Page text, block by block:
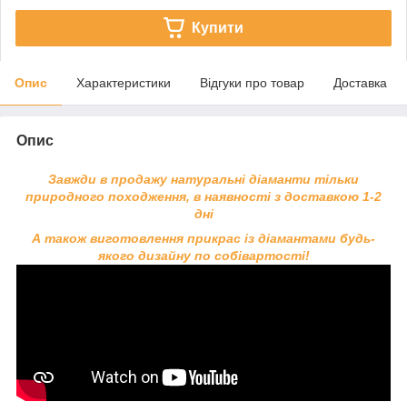
Купити
Опис Характеристики Відгуки про товар Доставка
Опис
Завжди в продажу натуральні діаманти тільки
природного походження, в наявності з доставкою 1-2
дні
А також виготовлення прикрас із діамантами будь-
якого дизайну по собівартості!